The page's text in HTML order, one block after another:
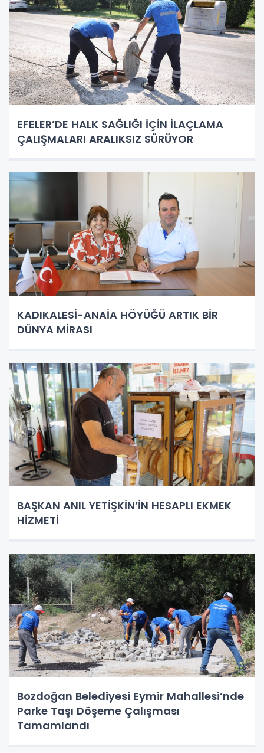
EFELER’DE HALK SAĞLIĞI İÇİN İLAÇLAMA
ÇALIŞMALARI ARALIKSIZ SÜRÜYOR
KADIKALESİ-ANAİA HÖYÜĞÜ ARTIK BİR
DÜNYA MİRASI
BAŞKAN ANIL YETİŞKİN’İN HESAPLI EKMEK
HİZMETİ
Bozdoğan Belediyesi Eymir Mahallesi’nde
Parke Taşı Döşeme Çalışması
Tamamlandı